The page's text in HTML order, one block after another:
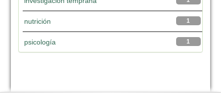
1
nutrición
1
psicología